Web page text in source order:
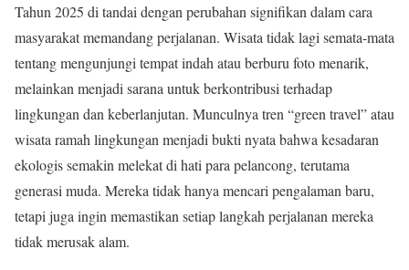
Tahun 2025 di tandai dengan perubahan signifikan dalam cara
masyarakat memandang perjalanan. Wisata tidak lagi semata-mata
tentang mengunjungi tempat indah atau berburu foto menarik,
melainkan menjadi sarana untuk berkontribusi terhadap
lingkungan dan keberlanjutan. Munculnya tren “green travel” atau
wisata ramah lingkungan menjadi bukti nyata bahwa kesadaran
ekologis semakin melekat di hati para pelancong, terutama
generasi muda. Mereka tidak hanya mencari pengalaman baru,
tetapi juga ingin memastikan setiap langkah perjalanan mereka
tidak merusak alam.